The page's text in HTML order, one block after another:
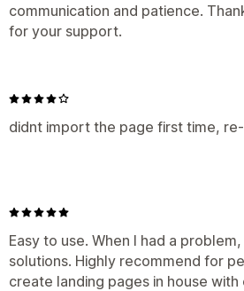
communication and patience.
for your support.
didnt import the page first time,
Easy to use. When I had a
solutions. Highly recommend for
create landing pages in house with